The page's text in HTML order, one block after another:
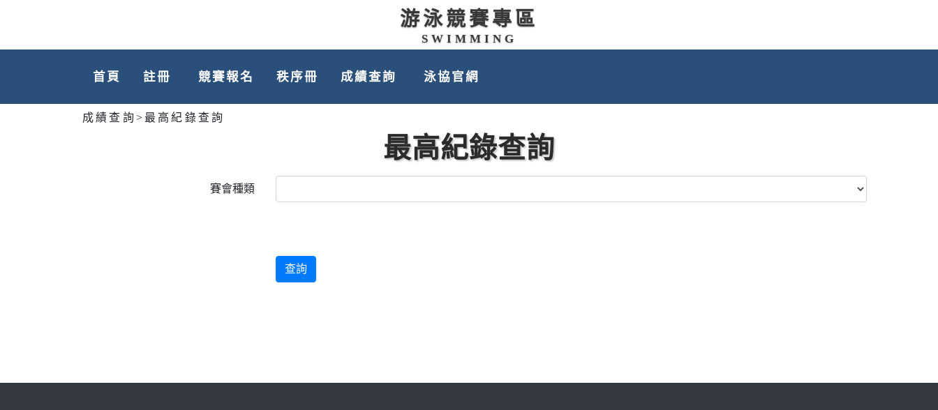
游泳競賽專區
SWIMMING
首頁 註冊 競賽報名 秩序冊 成績查詢 泳協官網
成績查詢 > 最高紀錄查詢
最高紀錄查詢
賽會種類